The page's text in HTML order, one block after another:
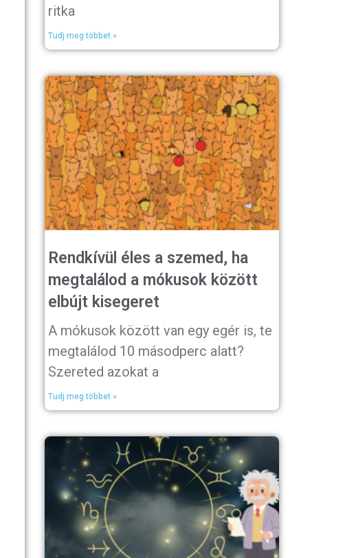
ritka
Tudj meg többet »
Rendkívül éles a szemed, ha
megtalálod a mókusok között
elbújt kisegeret
A mókusok között van egy egér is, te
megtalálod 10 másodperc alatt?
Szereted azokat a
Tudj meg többet »